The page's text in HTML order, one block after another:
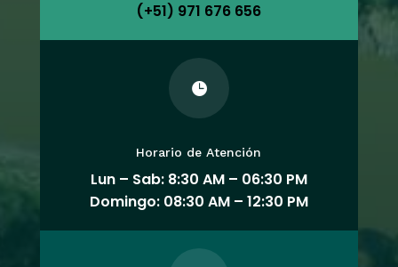
(+51) 971 676 656

Horario de Atención
Lun – Sab: 8:30 AM – 06:30 PM
Domingo: 08:30 AM – 12:30 PM